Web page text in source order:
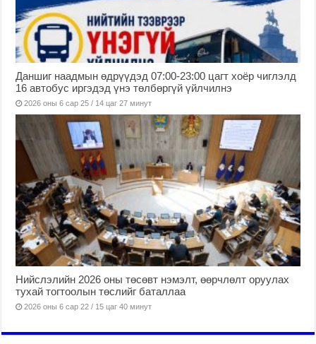
Даншиг наадмын өдрүүдэд 07:00-23:00 цагт хоёр чиглэлд
16 автобус иргэдэд үнэ төлбөргүй үйлчилнэ
2026 оны 6 сар 25 / 14 цаг 27 минут
Нийслэлийн 2026 оны төсөвт нэмэлт, өөрчлөлт оруулах
тухай тогтоолын төслийг баталлаа
2026 оны 6 сар 22 / 15 цаг 40 минут